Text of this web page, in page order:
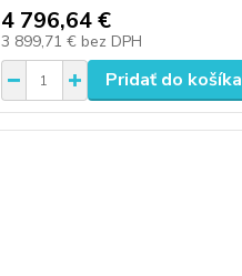
4 796,64 €
3 899,71 € bez DPH
Pridať do košíka